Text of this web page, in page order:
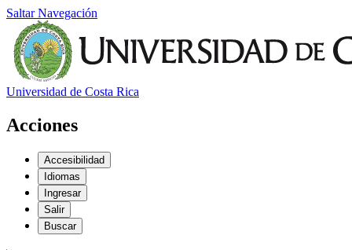
Saltar Navegación
Universidad de Costa Rica
Acciones
Accesibilidad
Idiomas
Ingresar
Salir
Buscar